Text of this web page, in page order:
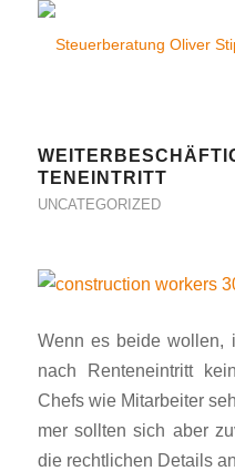
TENEINTRITT
UNCATEGORIZED
Wenn es bei­de wol­len,
nach Ren­ten­ein­tritt
Chefs wie Mit­ar­bei­ter
mer soll­ten sich aber
die recht­li­chen De­tails